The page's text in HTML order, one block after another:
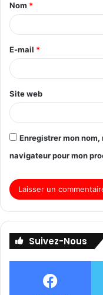
Nom *
E-mail *
Site web
Enregistrer mon
navigateur pour mon
Suivez-Nous